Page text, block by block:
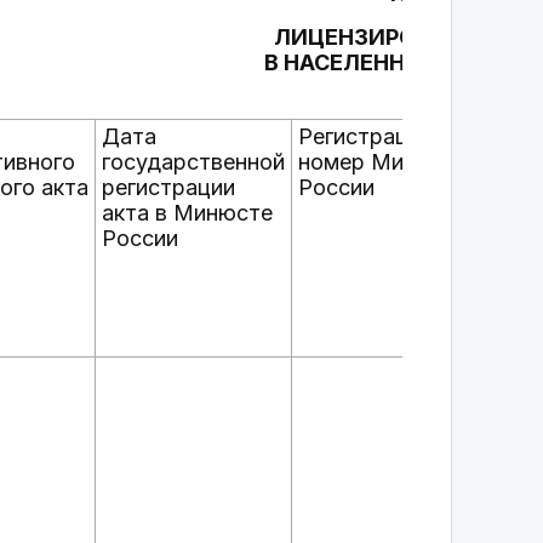
ЛИЦЕНЗИРОВАНИЕ
В НАСЕЛЕННЫХ
акта
Дата
государственной
регистрации
акта в Минюсте
России
Регистрационный
номер Минюста
России